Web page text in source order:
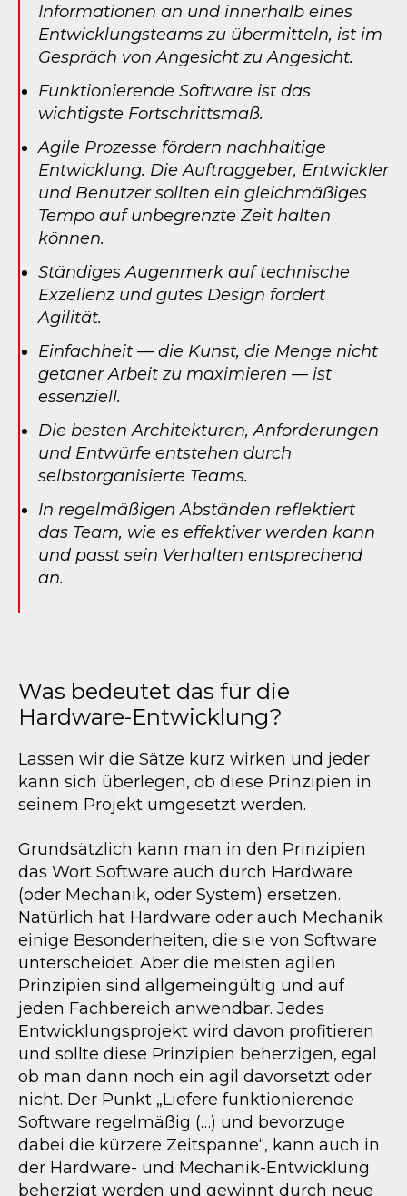
Informationen an und innerhalb eines
Entwicklungsteams zu übermitteln, ist im
Gespräch von Angesicht zu Angesicht.
Funktionierende Software ist das
wichtigste Fortschrittsmaß.
Agile Prozesse fördern nachhaltige
Entwicklung. Die Auftraggeber, Entwickler
und Benutzer sollten ein gleichmäßiges
Tempo auf unbegrenzte Zeit halten
können.
Ständiges Augenmerk auf technische
Exzellenz und gutes Design fördert
Agilität.
Einfachheit — die Kunst, die Menge nicht
getaner Arbeit zu maximieren — ist
essenziell.
Die besten Architekturen, Anforderungen
und Entwürfe entstehen durch
selbstorganisierte Teams.
In regelmäßigen Abständen reflektiert
das Team, wie es effektiver werden kann
und passt sein Verhalten entsprechend
an.
Was bedeutet das für die
Hardware-Entwicklung?
Lassen wir die Sätze kurz wirken und jeder
kann sich überlegen, ob diese Prinzipien in
seinem Projekt umgesetzt werden.
Grundsätzlich kann man in den Prinzipien
das Wort Software auch durch Hardware
(oder Mechanik, oder System) ersetzen.
Natürlich hat Hardware oder auch Mechanik
einige Besonderheiten, die sie von Software
unterscheidet. Aber die meisten agilen
Prinzipien sind allgemeingültig und auf
jeden Fachbereich anwendbar. Jedes
Entwicklungsprojekt wird davon profitieren
und sollte diese Prinzipien beherzigen, egal
ob man dann noch ein agil davorsetzt oder
nicht. Der Punkt „Liefere funktionierende
Software regelmäßig (…) und bevorzuge
dabei die kürzere Zeitspanne“, kann auch in
der Hardware- und Mechanik-Entwicklung
beherzigt werden und gewinnt durch neue